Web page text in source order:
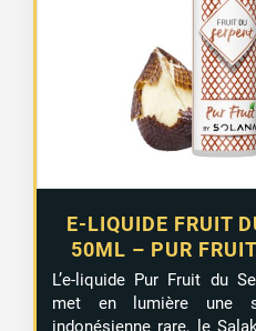
E-LIQUIDE FRUIT
50ML – PUR
L’e-liquide Pur Fruit du
met en lumière une
indonésienne rare, le